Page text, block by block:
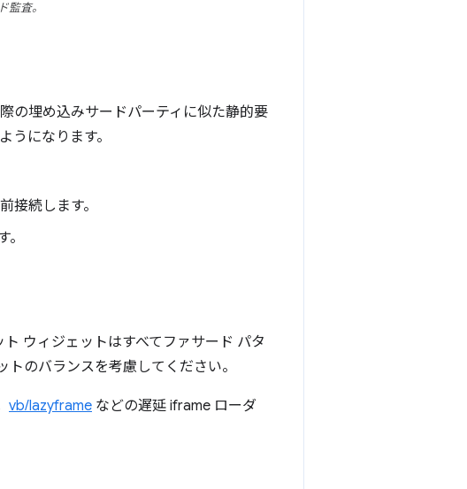
監査。
の埋め込みサードパーティに似た静的要
うになります。
接続します。
ウィジェットはすべてファサード パタ
のバランスを考慮してください。
vb/lazyframe などの遅延 iframe ローダ